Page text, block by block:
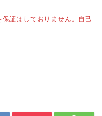
証はしておりません。自己